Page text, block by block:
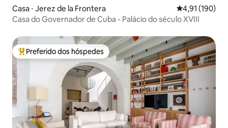
Casa ⋅ Jerez de la Frontera 4,91 de uma
4,91 (190)
Casa do Governador de Cuba - Palácio do século XVIII
Entre os melhores preferidos dos hóspedes
Preferido dos hóspedes